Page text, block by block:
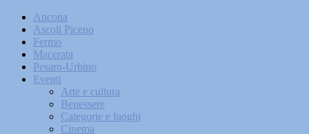
Ancona
Ascoli Piceno
Fermo
Macerata
Pesaro-Urbino
Eventi
Arte e cultura
Benessere
Categorie e luoghi
Cinema